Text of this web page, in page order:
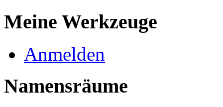
Meine Werkzeuge
Anmelden
Namensräume